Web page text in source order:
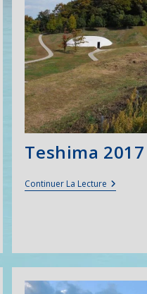
Teshima 2017
Continuer La Lecture Teshima
2017